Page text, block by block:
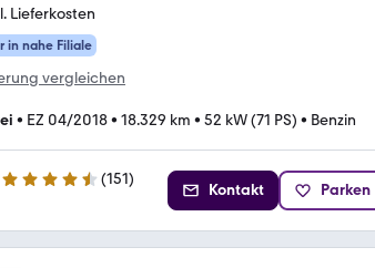
Lieferkosten
in nahe Filiale
vergleichen
• EZ 04/2018• 18.329 km • 52 kW (71 PS) • Benzin
4.7 Sterne (151)
Kontakt Parken